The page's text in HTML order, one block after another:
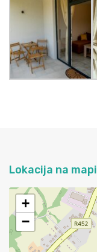
Lokacija na mapi
+
−